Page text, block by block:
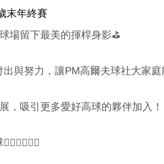
末年終賽
場留下最美的揮桿身影⛳
與努力，讓PM高爾夫球社大家庭
，吸引更多愛好高球的夥伴加入！
🏌️‍♂️🏌️‍♂️🏌️‍♂️